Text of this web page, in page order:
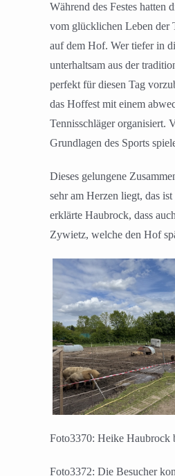
Während des Festes hatten
vom glücklichen Leben der
auf dem Hof. Wer tiefer in
unterhaltsam aus der
perfekt für diesen Tag
das Hoffest mit einem
Tennisschläger organisiert.
Grundlagen des Sports
Dieses gelungene
sehr am Herzen liegt, das
erklärte Haubrock, dass
Zywietz, welche den Hof
Foto3370: Heike Haubrock
Foto3372: Die Besucher